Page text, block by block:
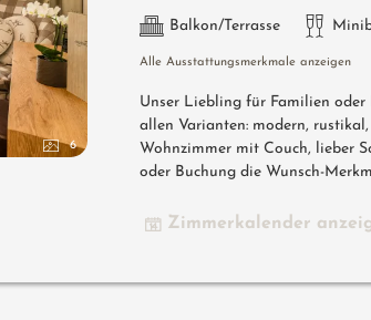
6
Balkon/Terrasse
Alle Ausstattungsmerkmale anzeigen
Unser Liebling für Familien oder
allen Varianten: modern,
Wohnzimmer mit Couch, lieber
oder Buchung die Wunsch-
Zimmerkalender